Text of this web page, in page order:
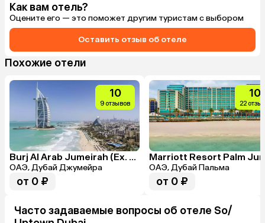
Как вам отель?
Оцените его — это поможет другим туристам с выбором
Оставить отзыв об отеле
Похожие отели
10
9 отзывов
Burj Al Arab Jumeirah (Ex. Burj Al Arab Hotel)
ОАЭ, Дубай Джумейра
от 0 ₽
10
22
ОАЭ, Дубай Пальма
от 0 ₽
Часто задаваемые вопросы об отеле So/